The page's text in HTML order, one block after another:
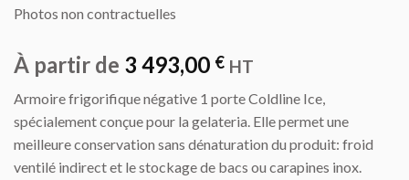
Photos non contractuelles
À partir de 3 493,00 € HT
Armoire frigorifique négative 1 porte Coldline Ice,
spécialement conçue pour la gelateria. Elle permet une
meilleure conservation sans dénaturation du produit: froid
ventilé indirect et le stockage de bacs ou carapines inox.